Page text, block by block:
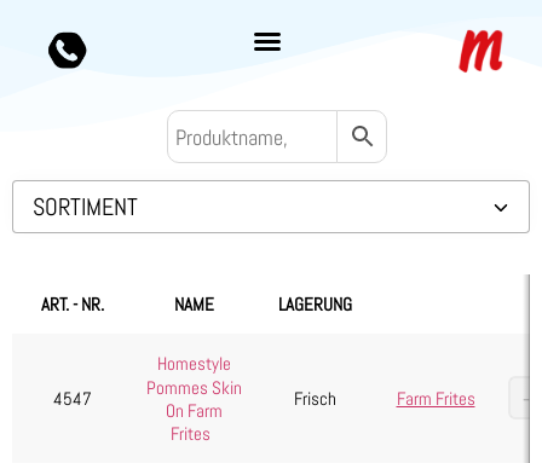
SORTIMENT
Convenience
Kartoffelprodukte
ART. - NR. NAME LAGERUNG
4547
Homestyle
Pommes Skin
On Farm
Frites
Frisch Farm Frites